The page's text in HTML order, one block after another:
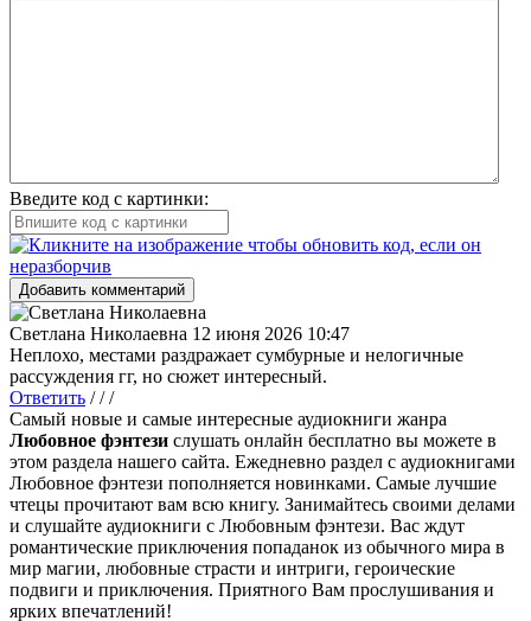
Введите код с картинки:
Добавить комментарий
Светлана Николаевна 12 июня 2026 10:47
Неплохо, местами раздражает сумбурные и нелогичные
рассуждения гг, но сюжет интересный.
Ответить / / /
Самый новые и самые интересные аудиокниги жанра
Любовное фэнтези слушать онлайн бесплатно вы можете в
этом раздела нашего сайта. Ежедневно раздел с аудиокнигами
Любовное фэнтези пополняется новинками. Самые лучшие
чтецы прочитают вам всю книгу. Занимайтесь своими делами
и слушайте аудиокниги с Любовным фэнтези. Вас ждут
романтические приключения попаданок из обычного мира в
мир магии, любовные страсти и интриги, героические
подвиги и приключения. Приятного Вам прослушивания и
ярких впечатлений!